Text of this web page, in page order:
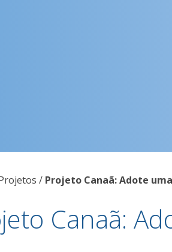
/ Projeto Canaã: Adote
Canaã: